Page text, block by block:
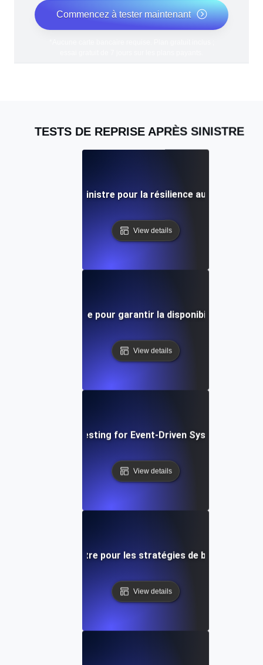
Commencez à tester maintenant
TESTS DE REPRISE APRÈS SINISTRE
après sinistre pour la résilience aux pannes de
View details
après sinistre pour garantir la disponibilité du
View details
Recovery Testing for Event-Driven Systems During
View details
après sinistre pour les stratégies de basculement
View details